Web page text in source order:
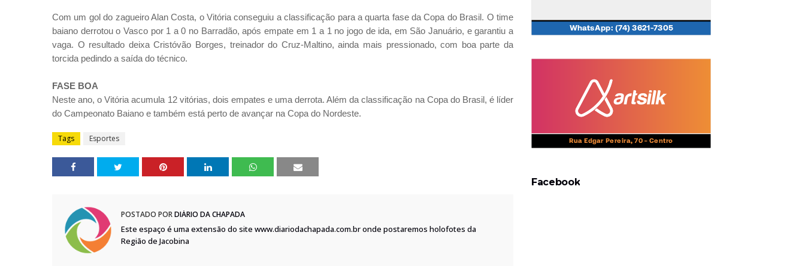
Com um gol do zagueiro Alan Costa, o Vitória conseguiu a classificação para a quarta fase da Copa do Brasil. O time
baiano derrotou o Vasco por 1 a 0 no Barradão, após empate em 1 a 1 no jogo de ida, em São Januário, e garantiu a
vaga. O resultado deixa Cristóvão Borges, treinador do Cruz-Maltino, ainda mais pressionado, com boa parte da
torcida pedindo a saída do técnico.
FASE BOA
Neste ano, o Vitória acumula 12 vitórias, dois empates e uma derrota. Além da classificação na Copa do Brasil, é líder
do Campeonato Baiano e também está perto de avançar na Copa do Nordeste.
Tags Esportes
POSTADO PORDIÁRIO DA CHAPADA
Este espaço é uma extensão do site www.diariodachapada.com.br onde postaremos holofotes da
Região de Jacobina
Facebook